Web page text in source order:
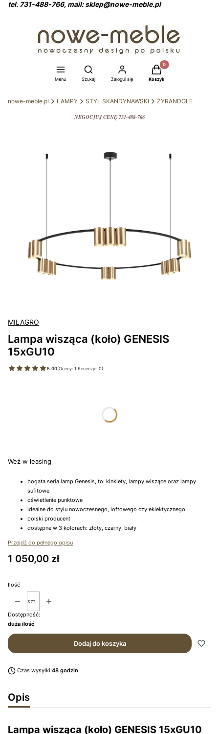
tel. 731-488-766, mail: sklep@nowe-meble.pl
Menu
Otwórz wyszukiwarkę
Szukaj Zaloguj się
Produkty w koszyku:
Koszyk
nowe-meble.pl LAMPY STYL SKANDYNAWSKI ŻYRANDOLE
NEGOCJUJ CENĘ 731-488-766
MILAGRO
Lampa wisząca (koło) GENESIS
15xGU10
5.00(Oceny: 1 Recenzje: 0)
Weź w leasing
bogata seria lamp Genesis, to: kinkiety, lampy wiszące oraz lampy
sufitowe
oświetlenie punktowe
idealne do stylu nowoczesnego, loftowego czy eklektycznego
polski producent
dostępne w 3 kolorach: złoty, czarny, biały
Przejdź do pełnego opisu
Cena
1 050,00 zł
Ilość
szt.
Dostępność:
duża ilość
Dodaj do koszyka
Czas wysyłki:48 godzin
Opis
Lampa wisząca (koło) GENESIS 15xGU10